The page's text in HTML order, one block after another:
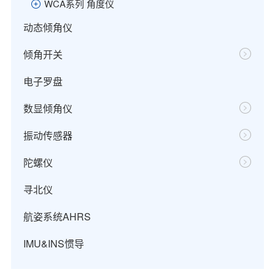
WCA系列 角度仪
动态倾角仪
倾角开关
电子罗盘
数显倾角仪
振动传感器
陀螺仪
寻北仪
航姿系统AHRS
IMU&INS惯导